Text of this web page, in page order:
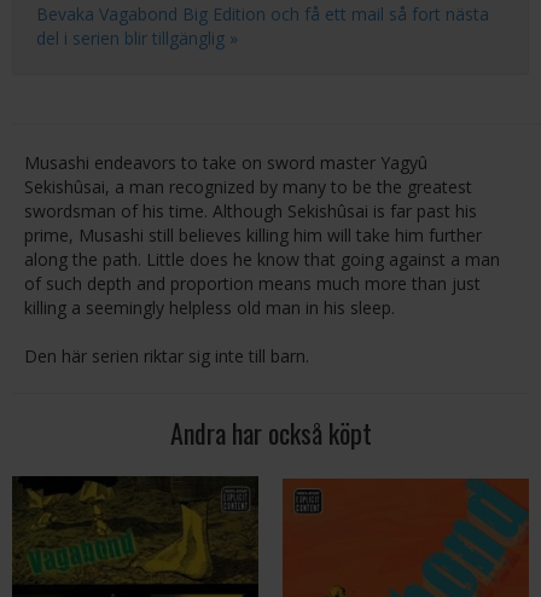
Bevaka Vagabond Big Edition och få ett mail så fort nästa
del i serien blir tillgänglig »
Musashi endeavors to take on sword master Yagyû
Sekishûsai, a man recognized by many to be the greatest
swordsman of his time. Although Sekishûsai is far past his
prime, Musashi still believes killing him will take him further
along the path. Little does he know that going against a man
of such depth and proportion means much more than just
killing a seemingly helpless old man in his sleep.
Den här serien riktar sig inte till barn.
Andra har också köpt